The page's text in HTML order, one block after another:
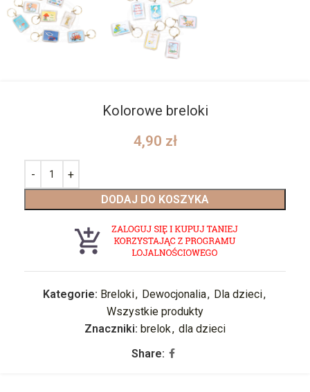
Kolorowe breloki
4,90 zł
DODAJ DO KOSZYKA
Kategorie: Breloki, Dewocjonalia, Dla dzieci,
Wszystkie produkty
Znaczniki: brelok, dla dzieci
Share: